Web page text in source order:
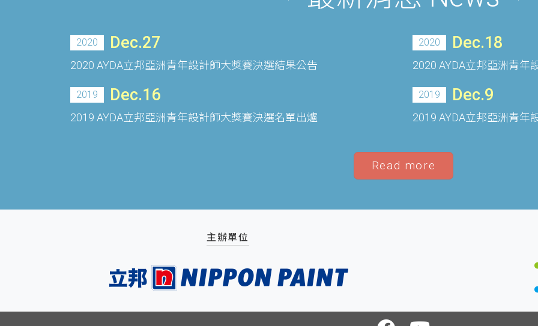
2020 Dec.27
2020 AYDA立邦亞洲青年設計師大獎賽決選結果公告
2020 Dec.18
2020 AYDA立邦亞洲青年
2019 Dec.16
2019 AYDA立邦亞洲青年設計師大獎賽決選名單出爐
2019 Dec.9
2019 AYDA立邦亞洲青年
Read more
主辦單位